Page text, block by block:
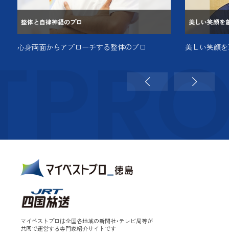
整体と自律神経のプロ
心身両面からアプローチする整体のプロ
美しい笑顔を
美しい笑顔
マイベストプロは全国各地域の新聞社・テレビ局等が
共同で運営する専門家紹介サイトです